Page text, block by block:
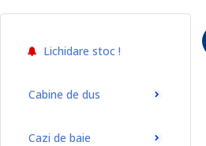
Lichidare stoc !
Cabine de dus
Cazi de baie